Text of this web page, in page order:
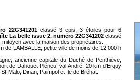
22G341201 classé 3 epis, 3 étoiles pour 6
La belle issue 2, numéro 22G341202classé
avec la maison des propriétaires.
de LAMBALLE, petite ville de moins de 12 000 h
ancienne capitale du Duché de Penthiève,
de Dahouët Pléneuf val André, 20 km d'Erquy
Malo, Dinan, Paimpol et Ile de Bréhat.